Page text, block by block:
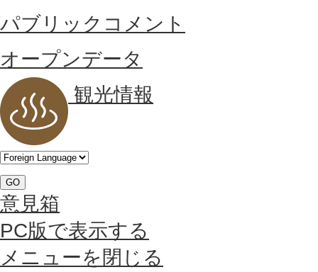
パブリックコメント
オープンデータ
観光情報
GO
意見箱
PC版で表示する
メニューを閉じる